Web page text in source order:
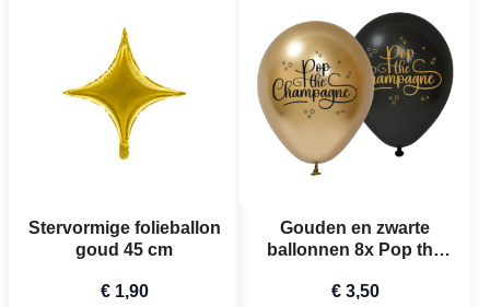
Stervormige folieballon
goud 45 cm
€ 1,90
Gouden en zwarte
ballonnen 8x Pop the
€ 3,50